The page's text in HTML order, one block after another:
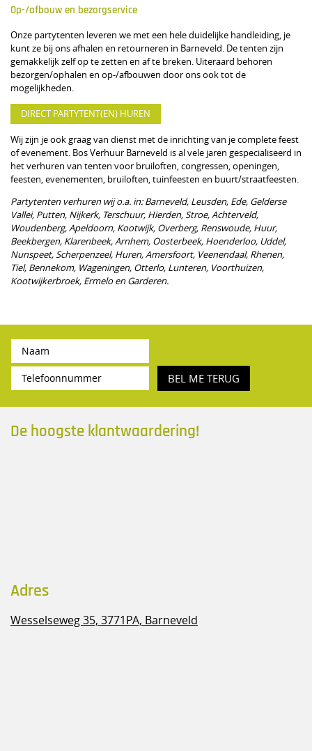
Op-/afbouw en bezorgservice
Onze partytenten leveren we met een hele duidelijke handleiding, je
kunt ze bij ons afhalen en retourneren in Barneveld. De tenten zijn
gemakkelijk zelf op te zetten en af te breken. Uiteraard behoren
bezorgen/ophalen en op-/afbouwen door ons ook tot de
mogelijkheden.
DIRECT PARTYTENT(EN) HUREN
Wij zijn je ook graag van dienst met de inrichting van je complete feest
of evenement. Bos Verhuur Barneveld is al vele jaren gespecialiseerd in
het verhuren van tenten voor bruiloften, congressen, openingen,
feesten, evenementen, bruiloften, tuinfeesten en buurt/straatfeesten.
Partytenten verhuren wij o.a. in: Barneveld, Leusden, Ede, Gelderse
Vallei, Putten, Nijkerk, Terschuur, Hierden, Stroe, Achterveld,
Woudenberg, Apeldoorn, Kootwijk, Overberg, Renswoude, Huur,
Beekbergen, Klarenbeek, Arnhem, Oosterbeek, Hoenderloo, Uddel,
Nunspeet, Scherpenzeel, Huren, Amersfoort, Veenendaal, Rhenen,
Tiel, Bennekom, Wageningen, Otterlo, Lunteren, Voorthuizen,
Kootwijkerbroek, Ermelo en Garderen.
BEL ME TERUG
De hoogste klantwaardering!
Adres
Wesselseweg 35, 3771PA, Barneveld